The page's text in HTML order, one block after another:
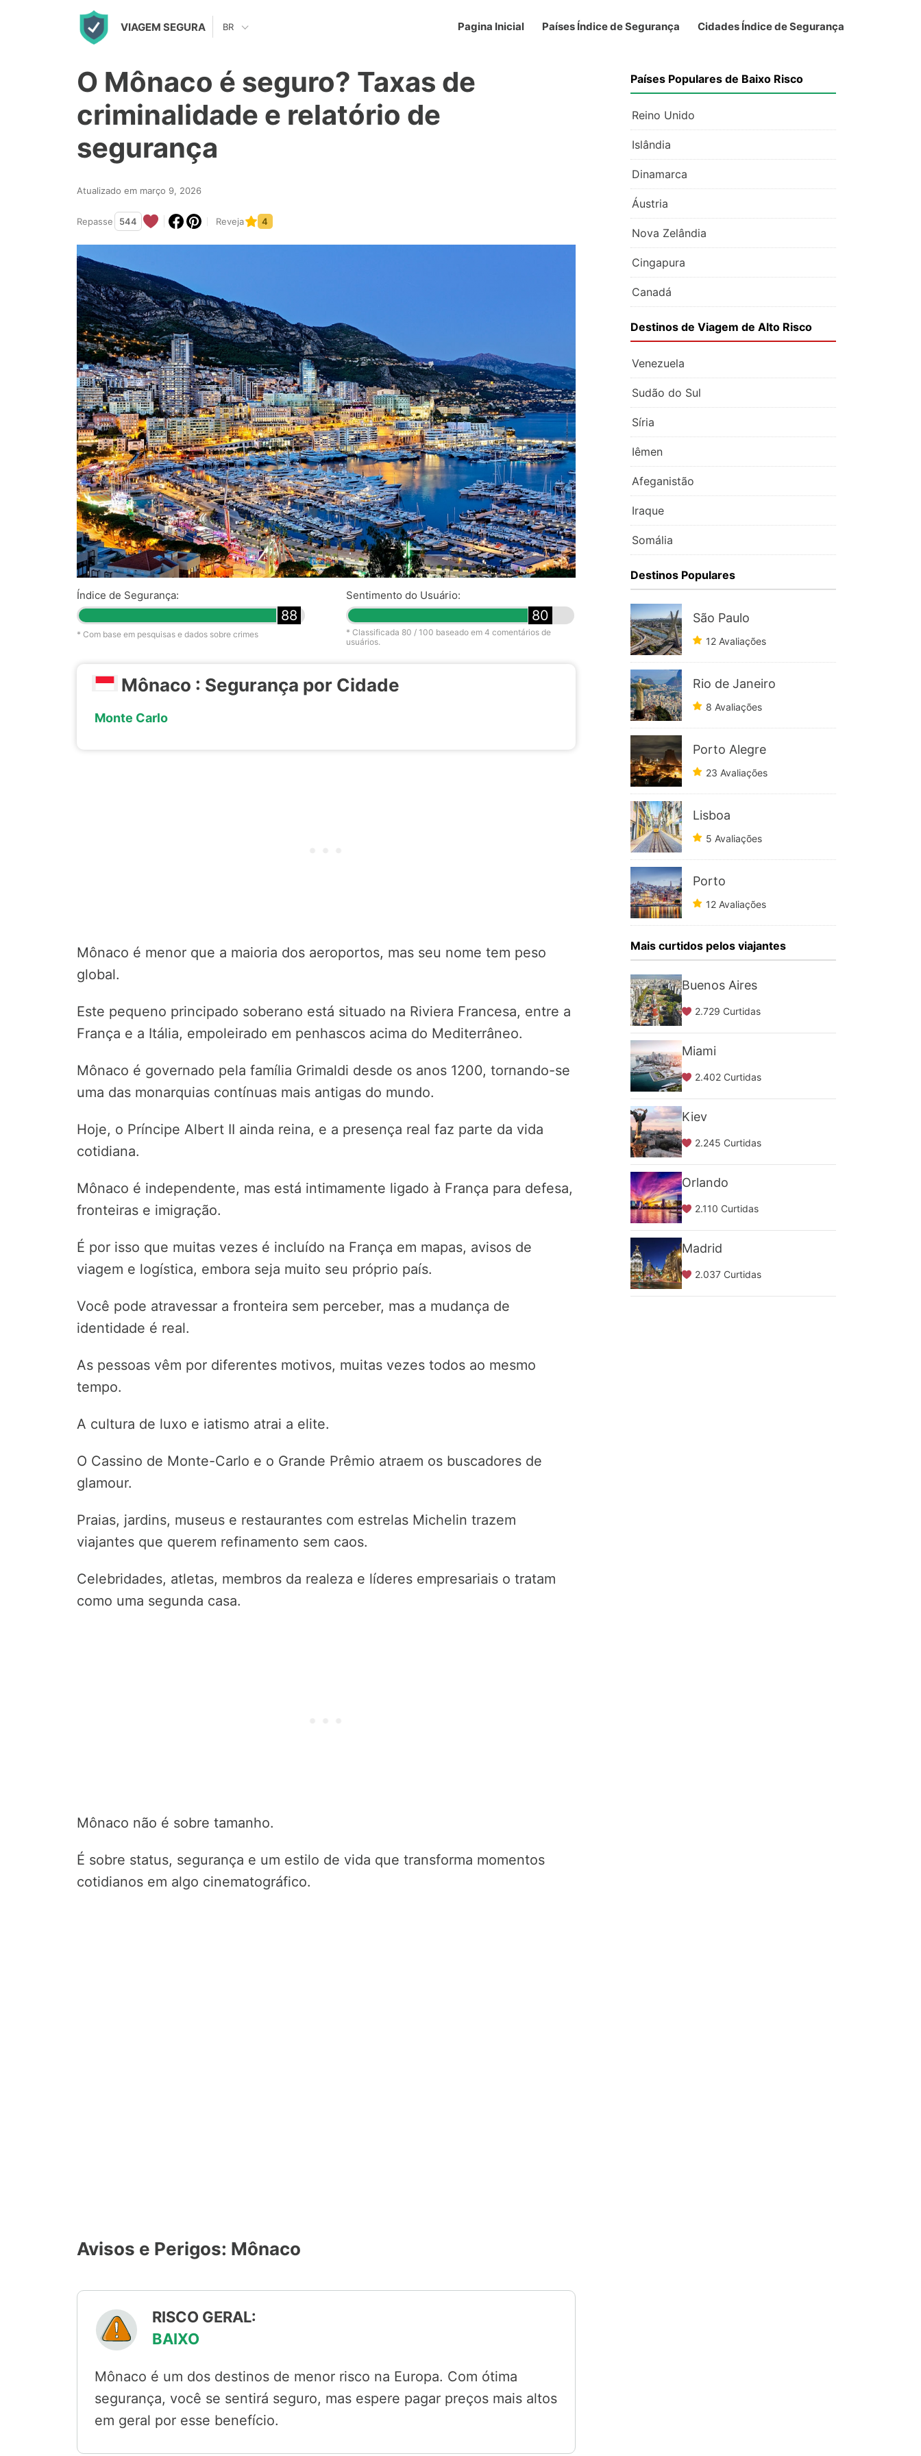
VIAGEM SEGURA Pagina Inicial Países Índice de Segurança Cidades Índice de Segurança
BR
O Mônaco é seguro? Taxas de
criminalidade e relatório de
segurança
Atualizado em março 9, 2026
Repasse 544 Reveja 4
Índice de Segurança:
88
* Com base em pesquisas e dados sobre crimes
Sentimento do Usuário:
80
* Classificada 80 / 100 baseado em4 comentários de
usuários.
Mônaco : Segurança por Cidade
Monte Carlo
Mônaco é menor que a maioria dos aeroportos, mas seu nome tem peso
global.
Este pequeno principado soberano está situado na Riviera Francesa, entre a
França e a Itália, empoleirado em penhascos acima do Mediterrâneo.
Mônaco é governado pela família Grimaldi desde os anos 1200, tornando-se
uma das monarquias contínuas mais antigas do mundo.
Hoje, o Príncipe Albert II ainda reina, e a presença real faz parte da vida
cotidiana.
Mônaco é independente, mas está intimamente ligado à França para defesa,
fronteiras e imigração.
É por isso que muitas vezes é incluído na França em mapas, avisos de
viagem e logística, embora seja muito seu próprio país.
Você pode atravessar a fronteira sem perceber, mas a mudança de
identidade é real.
As pessoas vêm por diferentes motivos, muitas vezes todos ao mesmo
tempo.
A cultura de luxo e iatismo atrai a elite.
O Cassino de Monte-Carlo e o Grande Prêmio atraem os buscadores de
glamour.
Praias, jardins, museus e restaurantes com estrelas Michelin trazem
viajantes que querem refinamento sem caos.
Celebridades, atletas, membros da realeza e líderes empresariais o tratam
como uma segunda casa.
Mônaco não é sobre tamanho.
É sobre status, segurança e um estilo de vida que transforma momentos
cotidianos em algo cinematográfico.
Avisos e Perigos: Mônaco
RISCO GERAL:
BAIXO
Mônaco é um dos destinos de menor risco na Europa. Com ótima
segurança, você se sentirá seguro, mas espere pagar preços mais altos
em geral por esse benefício.
Países Populares de Baixo Risco
Reino Unido
Islândia
Dinamarca
Áustria
Nova Zelândia
Cingapura
Canadá
Destinos de Viagem de Alto Risco
Venezuela
Sudão do Sul
Síria
Iêmen
Afeganistão
Iraque
Somália
Destinos Populares
São Paulo
12 Avaliações
Rio de Janeiro
8 Avaliações
Porto Alegre
23 Avaliações
Lisboa
5 Avaliações
Porto
12 Avaliações
Mais curtidos pelos viajantes
Buenos Aires
2.729 Curtidas
Miami
2.402 Curtidas
Kiev
2.245 Curtidas
Orlando
2.110 Curtidas
Madrid
2.037 Curtidas